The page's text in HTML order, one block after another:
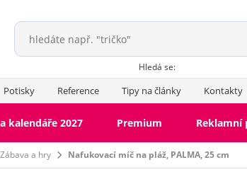
Hledá se:
Potisky Reference Tipy na články Kontakty
kalendáře 2027 Premium Reklamní
Zábava a hry Nafukovací míč na pláž, PALMA, 25 cm